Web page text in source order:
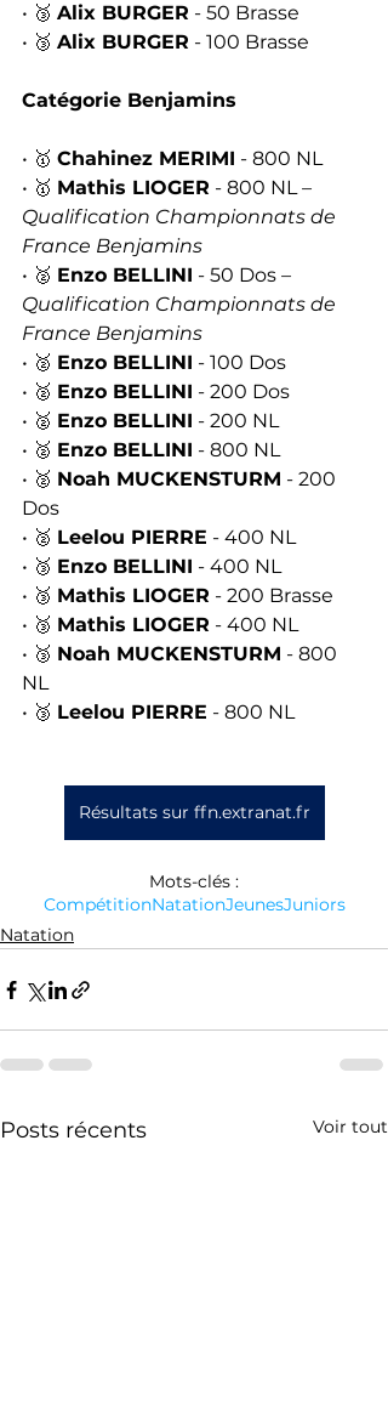
• 🥉 Alix BURGER - 50 Brasse
• 🥉 Alix BURGER - 100 Brasse
Catégorie Benjamins
• 🥇 Chahinez MERIMI - 800 NL
• 🥇 Mathis LIOGER - 800 NL –
Qualification Championnats de
France Benjamins
• 🥈 Enzo BELLINI - 50 Dos –
Qualification Championnats de
France Benjamins
• 🥈 Enzo BELLINI - 100 Dos
• 🥈 Enzo BELLINI - 200 Dos
• 🥈 Enzo BELLINI - 200 NL
• 🥈 Enzo BELLINI - 800 NL
• 🥈 Noah MUCKENSTURM - 200
Dos
• 🥈 Leelou PIERRE - 400 NL
• 🥉 Enzo BELLINI - 400 NL
• 🥉 Mathis LIOGER - 200 Brasse
• 🥉 Mathis LIOGER - 400 NL
• 🥉 Noah MUCKENSTURM - 800
NL
• 🥉 Leelou PIERRE - 800 NL
Résultats sur ffn.extranat.fr
Mots-clés :
CompétitionNatationJeunesJuniors
Natation
Posts récents Voir tout